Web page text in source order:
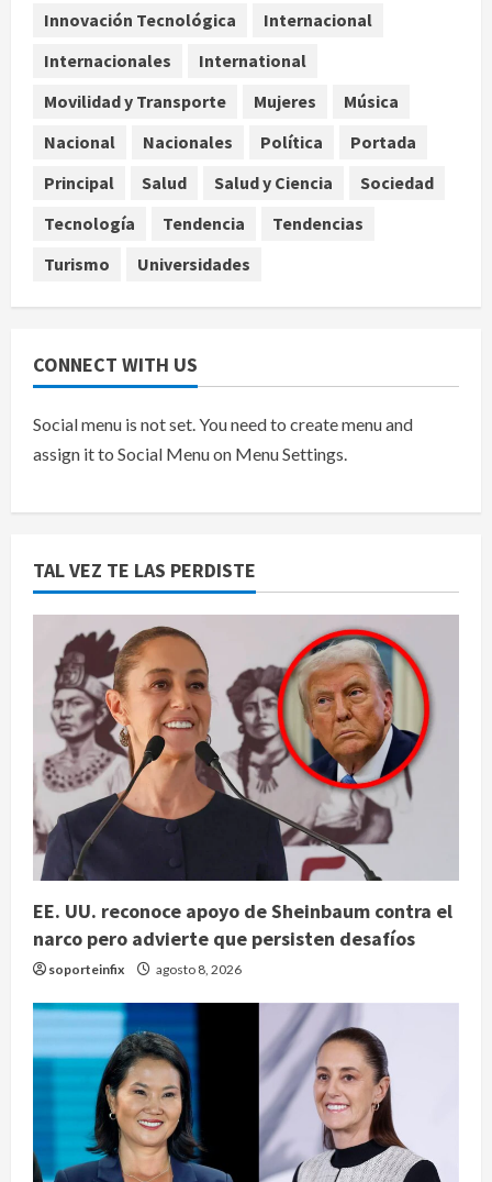
4
aguacate desde México
agosto 8, 2026
Rolex al equipo de Junior H en el
AICM
Innovación Tecnológica
Internacional
Internacionales
International
Movilidad y Transporte
Mujeres
Música
Nacional
Nacionales Política
Portada
Principal
Salud Salud y Ciencia
Sociedad
Tecnología
Tendencia
Tendencias
Turismo
Universidades
CONNECT WITH US
Social menu is not set. You need to create menu and
assign it to Social Menu on Menu Settings.
TAL VEZ TE LAS PERDISTE
EE. UU. reconoce apoyo de Sheinbaum contra el
narco pero advierte que persisten desafíos
soporteinfix agosto 8, 2026